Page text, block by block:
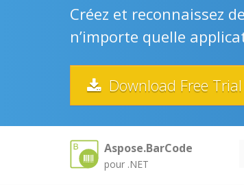
Créez et reconnaissez
n’importe quelle
Download Free Trial
Aspose.BarCode
pour .NET